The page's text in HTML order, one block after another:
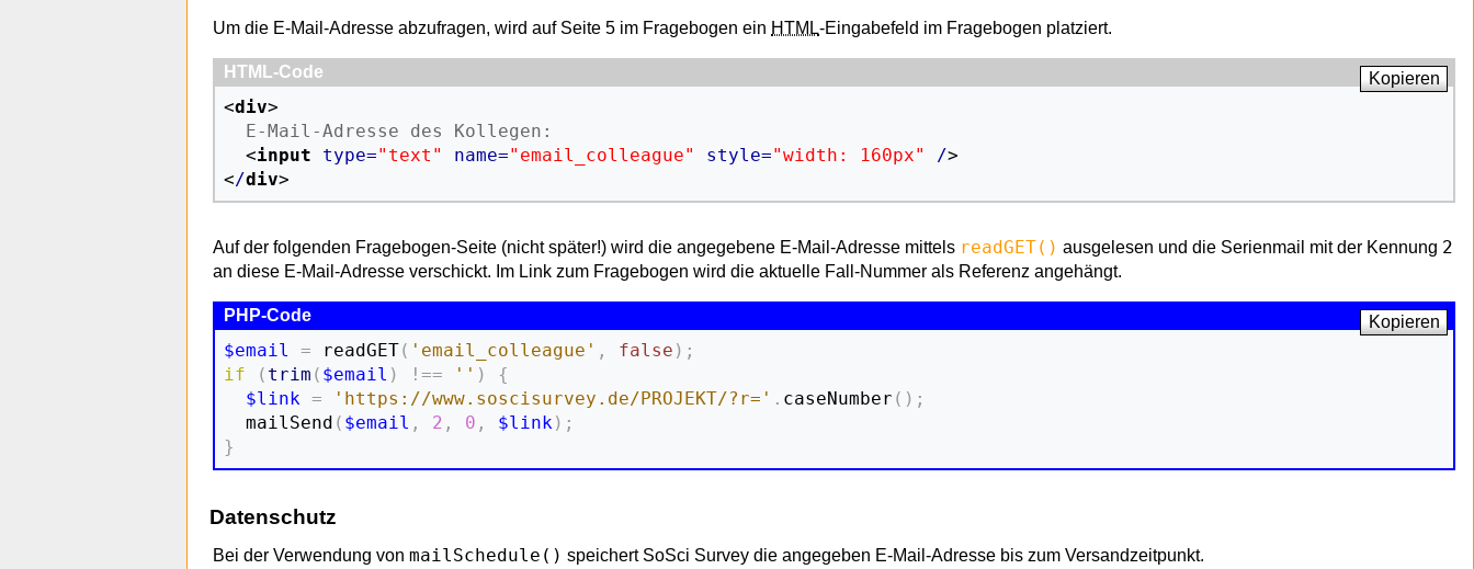
Um die E-Mail-Adresse abzufragen, wird auf Seite 5 im Fragebogen ein HTML-Eingabefeld im Fragebogen platziert.
<div>
E-Mail-Adresse des Kollegen:
<input type="text" name="email_colleague" style="width: 160px" />
</div>
Kopieren
Auf der folgenden Fragebogen-Seite (nicht später!) wird die angegebene E-Mail-Adresse mittels readGET() ausgelesen und die Serienmail mit der Kennung 2
an diese E-Mail-Adresse verschickt. Im Link zum Fragebogen wird die aktuelle Fall-Nummer als Referenz angehängt.
$email = readGET( 'email_colleague' , false ) ;
if
( trim ( $email ) !== '' )
{
$link = 'https://www.soscisurvey.de/PROJEKT/?r=' . caseNumber ( ) ;
  mailSend
( $email , 2 , 0 , $link) ;
}
Kopieren
Datenschutz
Bei der Verwendung von mailSchedule() speichert SoSci Survey die angegeben E-Mail-Adresse bis zum Versandzeitpunkt.